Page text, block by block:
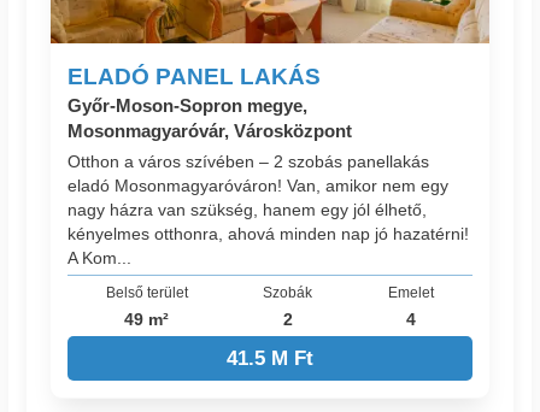
ELADÓ PANEL LAKÁS
Győr-Moson-Sopron megye,
Mosonmagyaróvár, Városközpont
Otthon a város szívében – 2 szobás panellakás
eladó Mosonmagyaróváron! Van, amikor nem egy
nagy házra van szükség, hanem egy jól élhető,
kényelmes otthonra, ahová minden nap jó hazatérni!
A Kom...
Belső terület
49 m²
Szobák
2
Emelet
4
41.5 M Ft